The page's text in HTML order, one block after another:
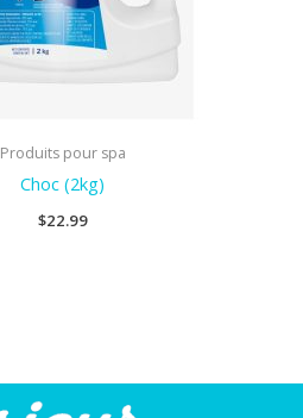
Produits pour spa
Choc (2kg)
$22.99